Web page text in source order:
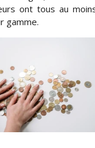
ont tous au
gamme.